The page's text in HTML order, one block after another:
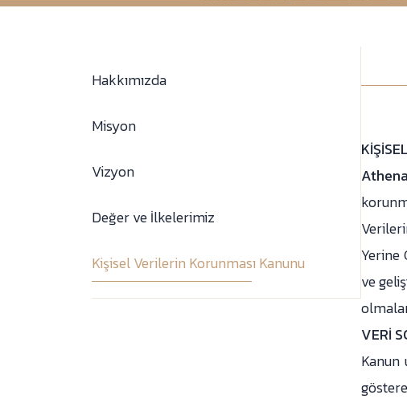
Hakkımızda
Misyon
Vizyon
Değer ve İlkelerimiz
Kişisel Verilerin Korunması Kanunu
Yerine
ve
VERİ
Kanun